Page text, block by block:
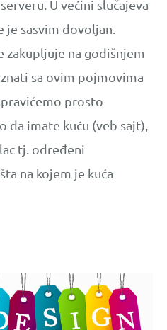
U većini slučajeva
je sasvim dovoljan.
zakupljuje na godišnjem
sa ovim pojmovima
prosto
da imate kuću (veb sajt),
tj. određeni
na kojem je kuća